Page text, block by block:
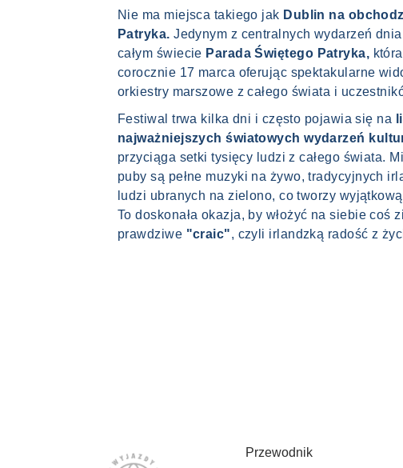
Nie ma miejsca takiego jak Dublin na
Patryka. Jedynym z centralnych wydarzeń dnia
całym świecie Parada Świętego Patryka,
corocznie 17 marca oferując spektakularne
orkiestry marszowe z całego świata i
Festiwal trwa kilka dni i często pojawia się na
najważniejszych światowych wydarzeń
przyciąga setki tysięcy ludzi z całego świata.
puby są pełne muzyki na żywo, tradycyjnych
ludzi ubranych na zielono, co tworzy
To doskonała okazja, by włożyć na siebie coś
prawdziwe "craic", czyli irlandzką radość z
Przewodnik